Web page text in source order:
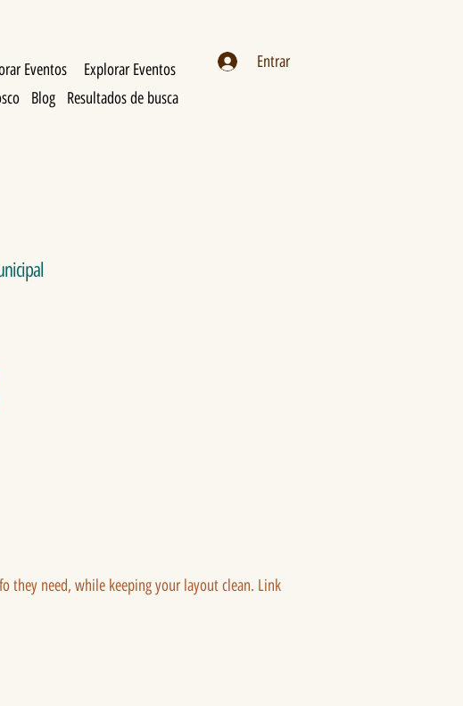
Entrar
Eventos
Explorar Eventos
Blog Resultados de busca
they need, while keeping your layout clean. Link